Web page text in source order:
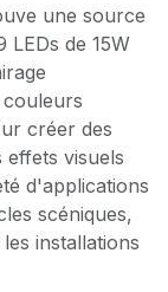
une source
LEDs de 15W
créer des
effets visuels
d'applications
scéniques,
installations